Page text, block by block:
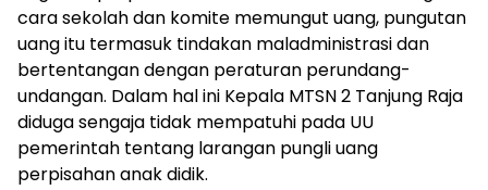
cara sekolah dan komite memungut uang, pungutan
uang itu termasuk tindakan maladministrasi dan
bertentangan dengan peraturan perundang-
undangan. Dalam hal ini Kepala MTSN 2 Tanjung Raja
diduga sengaja tidak mempatuhi pada UU
pemerintah tentang larangan pungli uang
perpisahan anak didik.